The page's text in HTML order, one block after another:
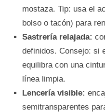
mostaza. Tip: usa el
bolso o tacón) para
Sastrería relajada:
definidos. Consejo: si
equilibra con una
línea limpia.
Lencería visible:
semitransparentes